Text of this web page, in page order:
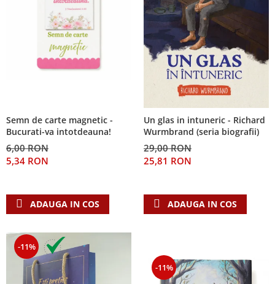
Semn de carte magnetic -
Bucurati-va intotdeauna!
6,00 RON
5,34 RON
ADAUGA IN COS
Un glas in intuneric - Richard
Wurmbrand (seria biografii)
29,00 RON
25,81 RON
ADAUGA IN COS
-11%
-11%